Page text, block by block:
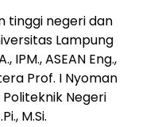
tinggi negeri dan
Lampung
IPM., ASEAN Eng.,
Prof. I Nyoman
Negeri
M.Si.